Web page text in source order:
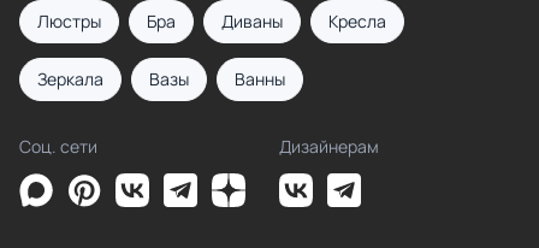
Люстры Бра Диваны Кресла
Зеркала Вазы Ванны
Соц. сети Дизайнерам